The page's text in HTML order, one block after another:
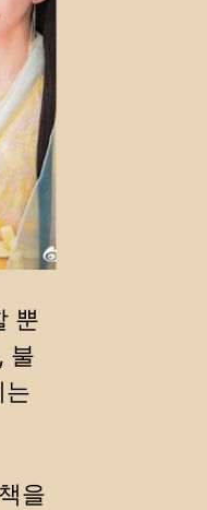
뿐
불
는
을